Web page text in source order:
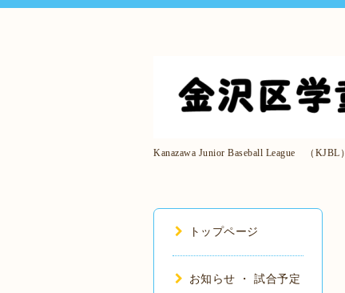
Kanazawa Junior Baseball League （KJBL）
トップページ
お知らせ ・ 試合予定